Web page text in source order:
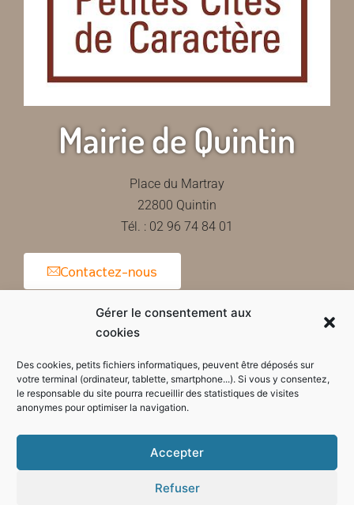
Gérer le consentement aux
cookies
Des cookies, petits fichiers informatiques, peuvent être déposés sur
votre terminal (ordinateur, tablette, smartphone...). Si vous y consentez,
le responsable du site pourra recueillir des statistiques de visites
anonymes pour optimiser la navigation.
Accepter
Refuser
Mairie de Quintin
Place du Martray
22800 Quintin
Tél. : 02 96 74 84 01
Contactez-nous
Horaires d'ouverture de la mairie